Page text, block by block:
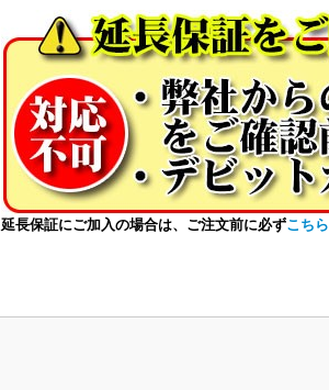
延長保証にご加入の場合は、ご注文前に必ずこちら